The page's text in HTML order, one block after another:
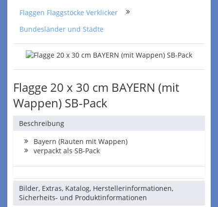
Flaggen Flaggstöcke Verklicker
Bundesländer und Städte
Flagge 20 x 30 cm BAYERN (mit
Wappen) SB-Pack
Beschreibung
Bayern (Rauten mit Wappen)
verpackt als SB-Pack
Bilder, Extras, Katalog, Herstellerinformationen,
Sicherheits- und Produktinformationen